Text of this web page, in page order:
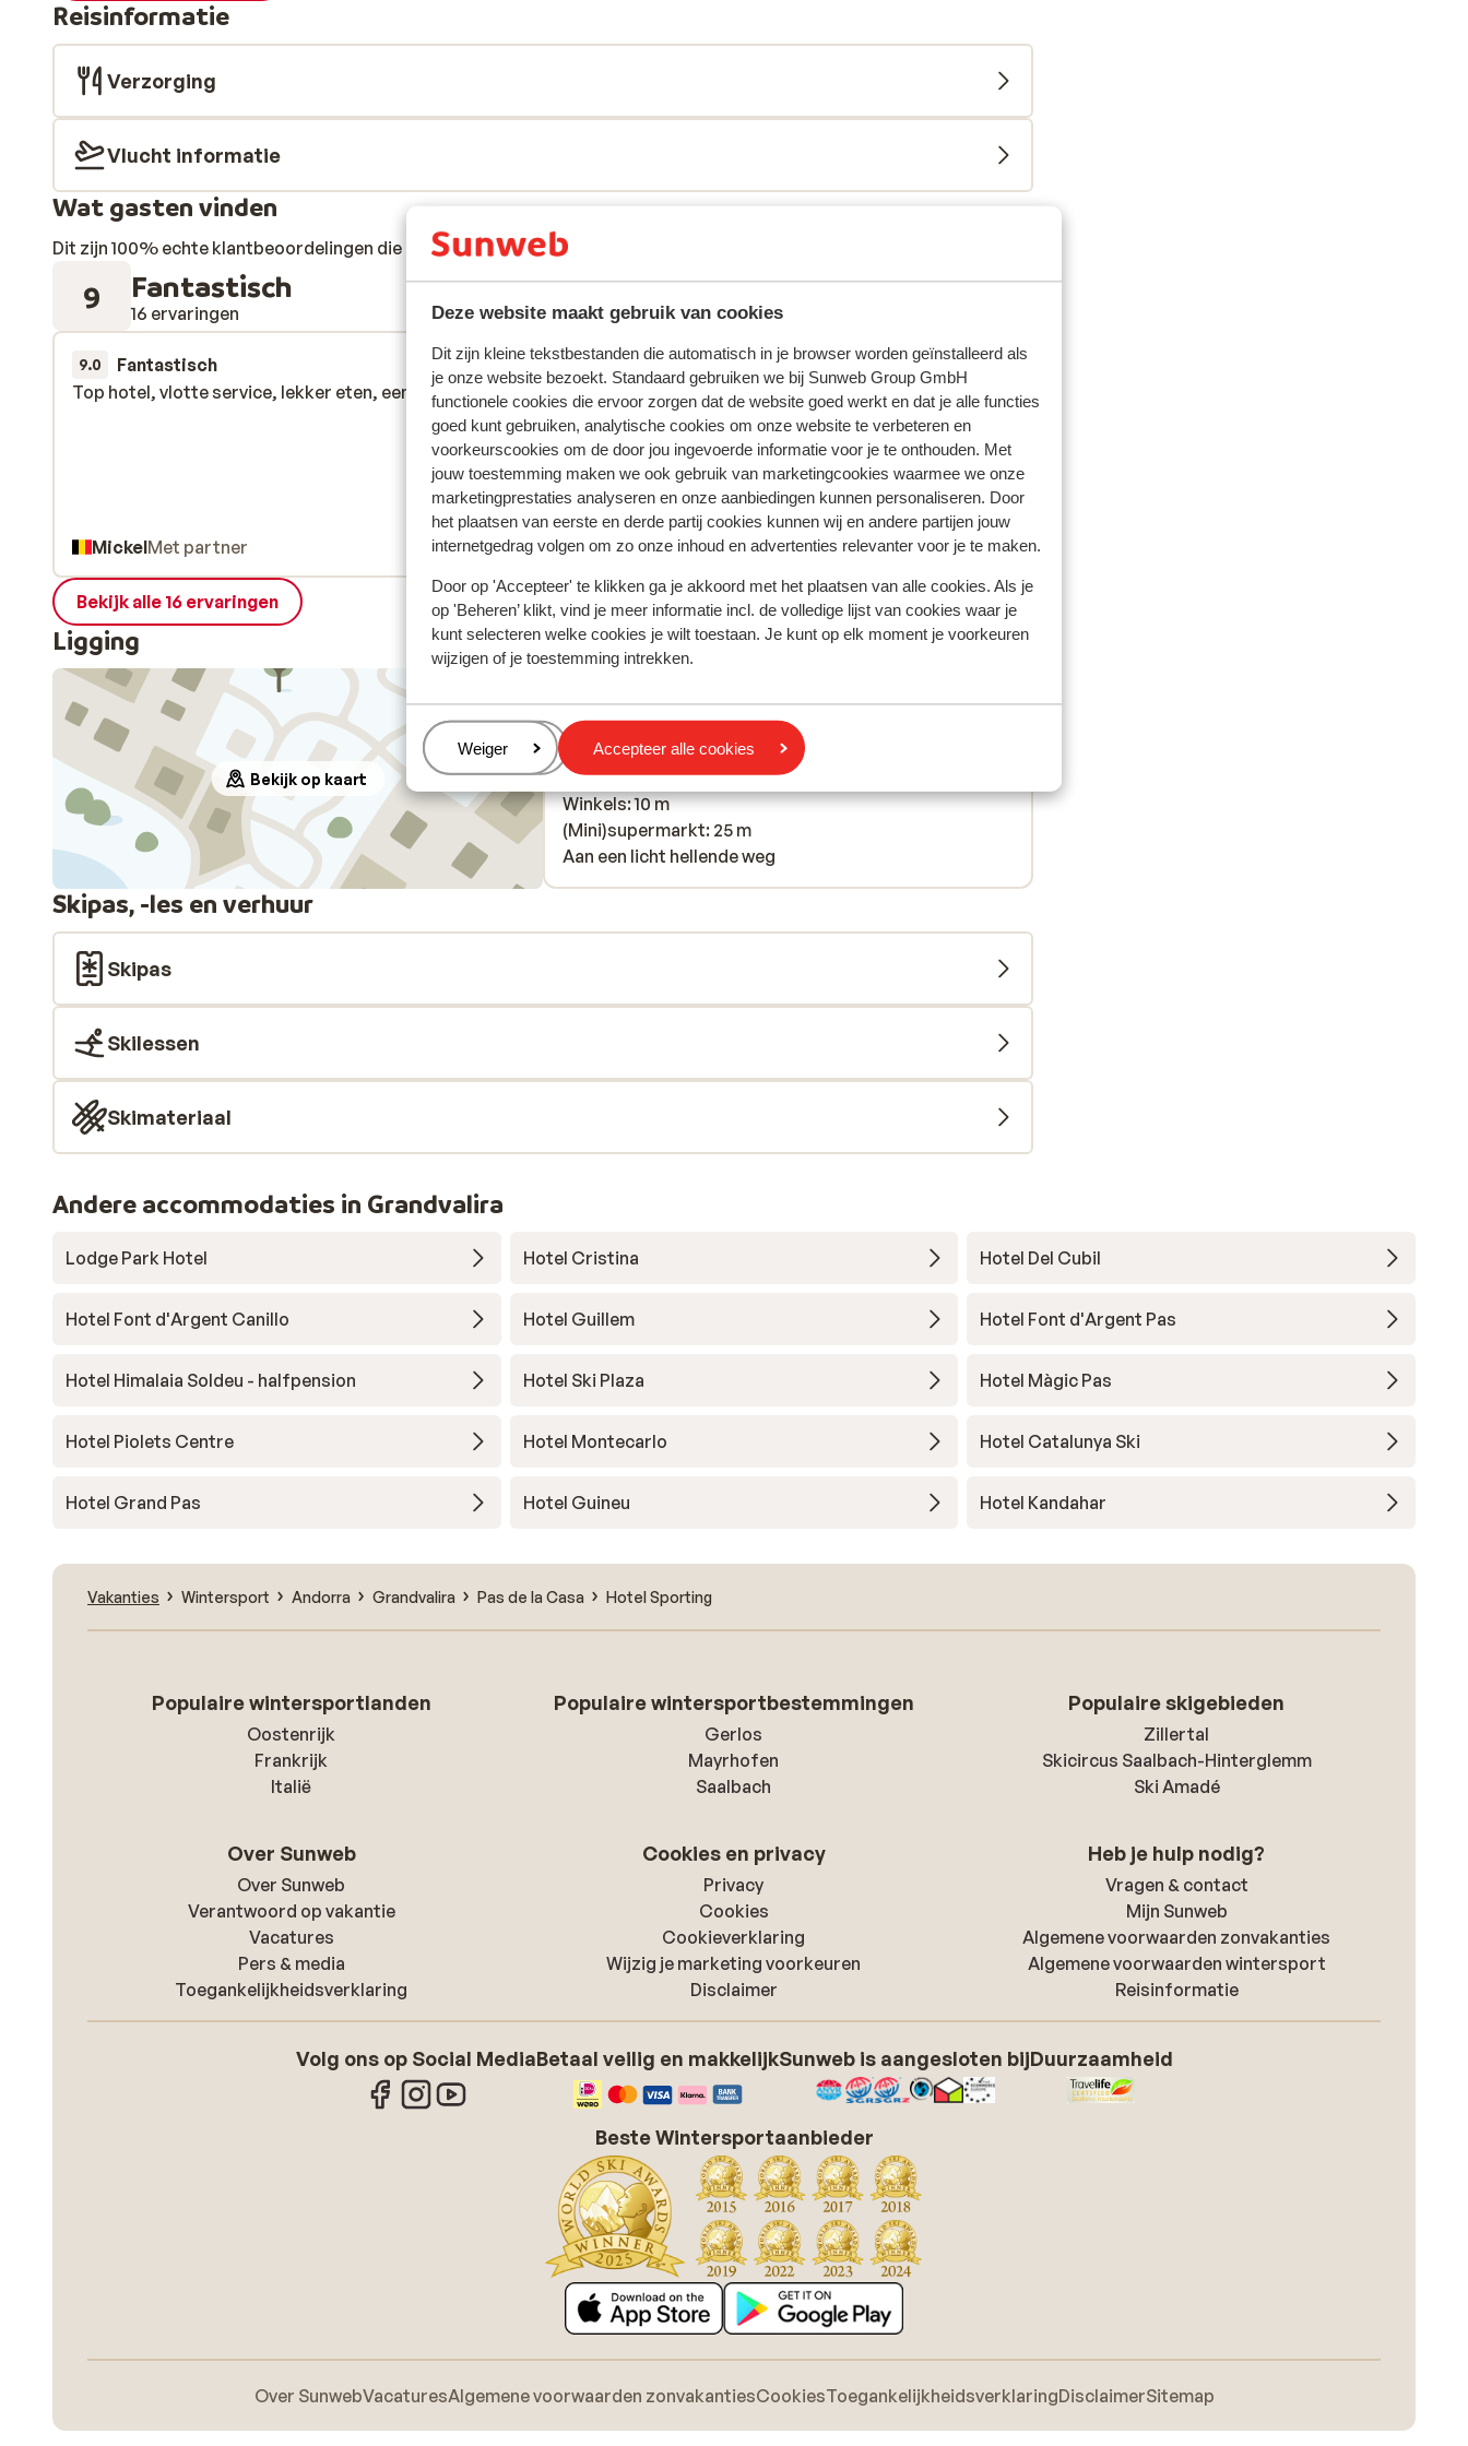
Deze website maakt gebruik van cookies
Dit zijn kleine tekstbestanden die automatisch in je browser worden geïnstalleerd als
je onze website bezoekt. Standaard gebruiken we bij Sunweb Group GmbH
functionele cookies die ervoor zorgen dat de website goed werkt en dat je alle functies
goed kunt gebruiken, analytische cookies om onze website te verbeteren en
voorkeurscookies om de door jou ingevoerde informatie voor je te onthouden. Met
jouw toestemming maken we ook gebruik van marketingcookies waarmee we onze
marketingprestaties analyseren en onze aanbiedingen kunnen personaliseren. Door
het plaatsen van eerste en derde partij cookies kunnen wij en andere partijen jouw
internetgedrag volgen om zo onze inhoud en advertenties relevanter voor je te maken.
Door op 'Accepteer' te klikken ga je akkoord met het plaatsen van alle cookies. Als je
op 'Beheren’ klikt, vind je meer informatie incl. de volledige lijst van cookies waar je
kunt selecteren welke cookies je wilt toestaan. Je kunt op elk moment je voorkeuren
wijzigen of je toestemming intrekken.
Beheren
Weiger Accepteer alle cookies
Reisinformatie
Verzorging
Vlucht informatie
Wat gasten vinden
Dit zijn 100% echte klantbeoordelingen die hun ervaring met ons product oprecht weergeven.
9 Fantastisch
16 ervaringen Meest geboekt door met partner
9.0 Fantastisch
22 mrt. 2026
Top hotel, vlotte service, lekker eten, een aanrader!
Top hotel, vlotte service, lekker eten, een aanrader!
MickelMet partner
10 Fantastisch
22 feb. 2026
This is the 2nd time I've booked with Sunweb and it
won't be the last! The meet and great is great, you feel
in safe hands from start to finish. It was my 5th time
that we stayed at hotel sporting, I can highly
recommend it to anyone wishing to stay within Pas. We
will be booking again next year!
This is the 2nd time I've booked with Sunweb and it
won't be the last! The meet and great is great, you feel
in safe hands from start to finish. It was my 5th time
that we stayed at hotel sporting, I can highly
recommend it to anyone wishing to stay wit...meer
Vertalen naar het Nederlands (NL)
Yes Met partner
Bekijk alle 16 ervaringen
Ligging
Bekijk op kaart
Afstanden
In het centrum
Skipiste: 25 m
Skilift: 25 m
Winkels: 10 m
(Mini)supermarkt: 25 m
Aan een licht hellende weg
Skipas, -les en verhuur
Skipas
Skilessen
Skimateriaal
Andere accommodaties in Grandvalira
Lodge Park Hotel Hotel Cristina Hotel Del Cubil
Hotel Font d'Argent Canillo Hotel Guillem Hotel Font d'Argent Pas
Hotel Himalaia Soldeu - halfpension Hotel Ski Plaza Hotel Màgic Pas
Hotel Piolets Centre Hotel Montecarlo Hotel Catalunya Ski
Hotel Grand Pas Hotel Guineu Hotel Kandahar
Vakanties Wintersport Andorra Grandvalira Pas de la Casa Hotel Sporting
Populaire wintersportlanden
Oostenrijk
Frankrijk
Italië
Populaire wintersportbestemmingen
Gerlos
Mayrhofen
Saalbach
Populaire skigebieden
Zillertal
Skicircus Saalbach-Hinterglemm
Ski Amadé
Over Sunweb
Over Sunweb
Verantwoord op vakantie
Vacatures
Pers & media
Toegankelijkheidsverklaring
Cookies en privacy
Privacy
Cookies
Cookieverklaring
Wijzig je marketing voorkeuren
Disclaimer
Heb je hulp nodig?
Vragen & contact
Mijn Sunweb
Algemene voorwaarden zonvakanties
Algemene voorwaarden wintersport
Reisinformatie
Volg ons op Social MediaBetaal veilig en makkelijkSunweb is aangesloten bijDuurzaamheid
Beste Wintersportaanbieder
Over SunwebVacaturesAlgemene voorwaarden zonvakantiesCookiesToegankelijkheidsverklaringDisclaimerSitemap